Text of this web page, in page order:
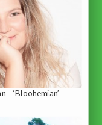
= ‘Bloohemian’